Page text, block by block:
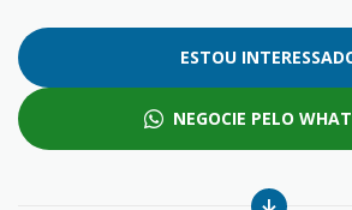
ESTOU
NEGOCIE PELO